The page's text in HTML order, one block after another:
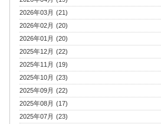
2026年03月 (21)
2026年02月 (20)
2026年01月 (20)
2025年12月 (22)
2025年11月 (19)
2025年10月 (23)
2025年09月 (22)
2025年08月 (17)
2025年07月 (23)